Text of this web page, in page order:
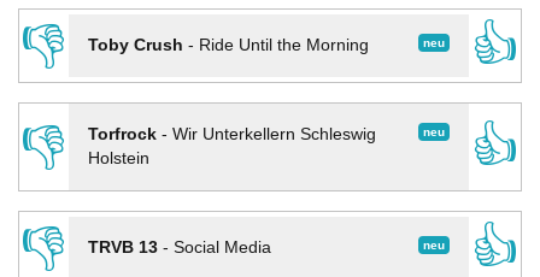
👎
neu
Toby Crush - Ride Until the Morning
👍
👎
neu
Torfrock- Wir Unterkellern Schleswig
Holstein
👍
👎
neu
TRVB 13- Social Media
👍